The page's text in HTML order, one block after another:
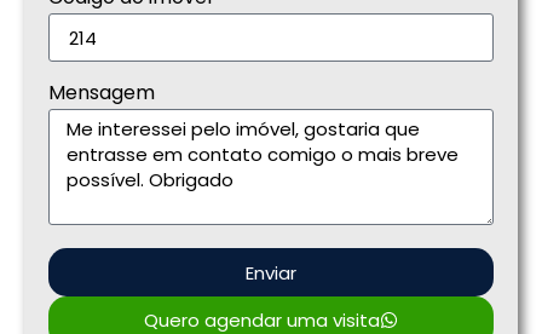
Mensagem
Enviar
Quero agendar uma visita